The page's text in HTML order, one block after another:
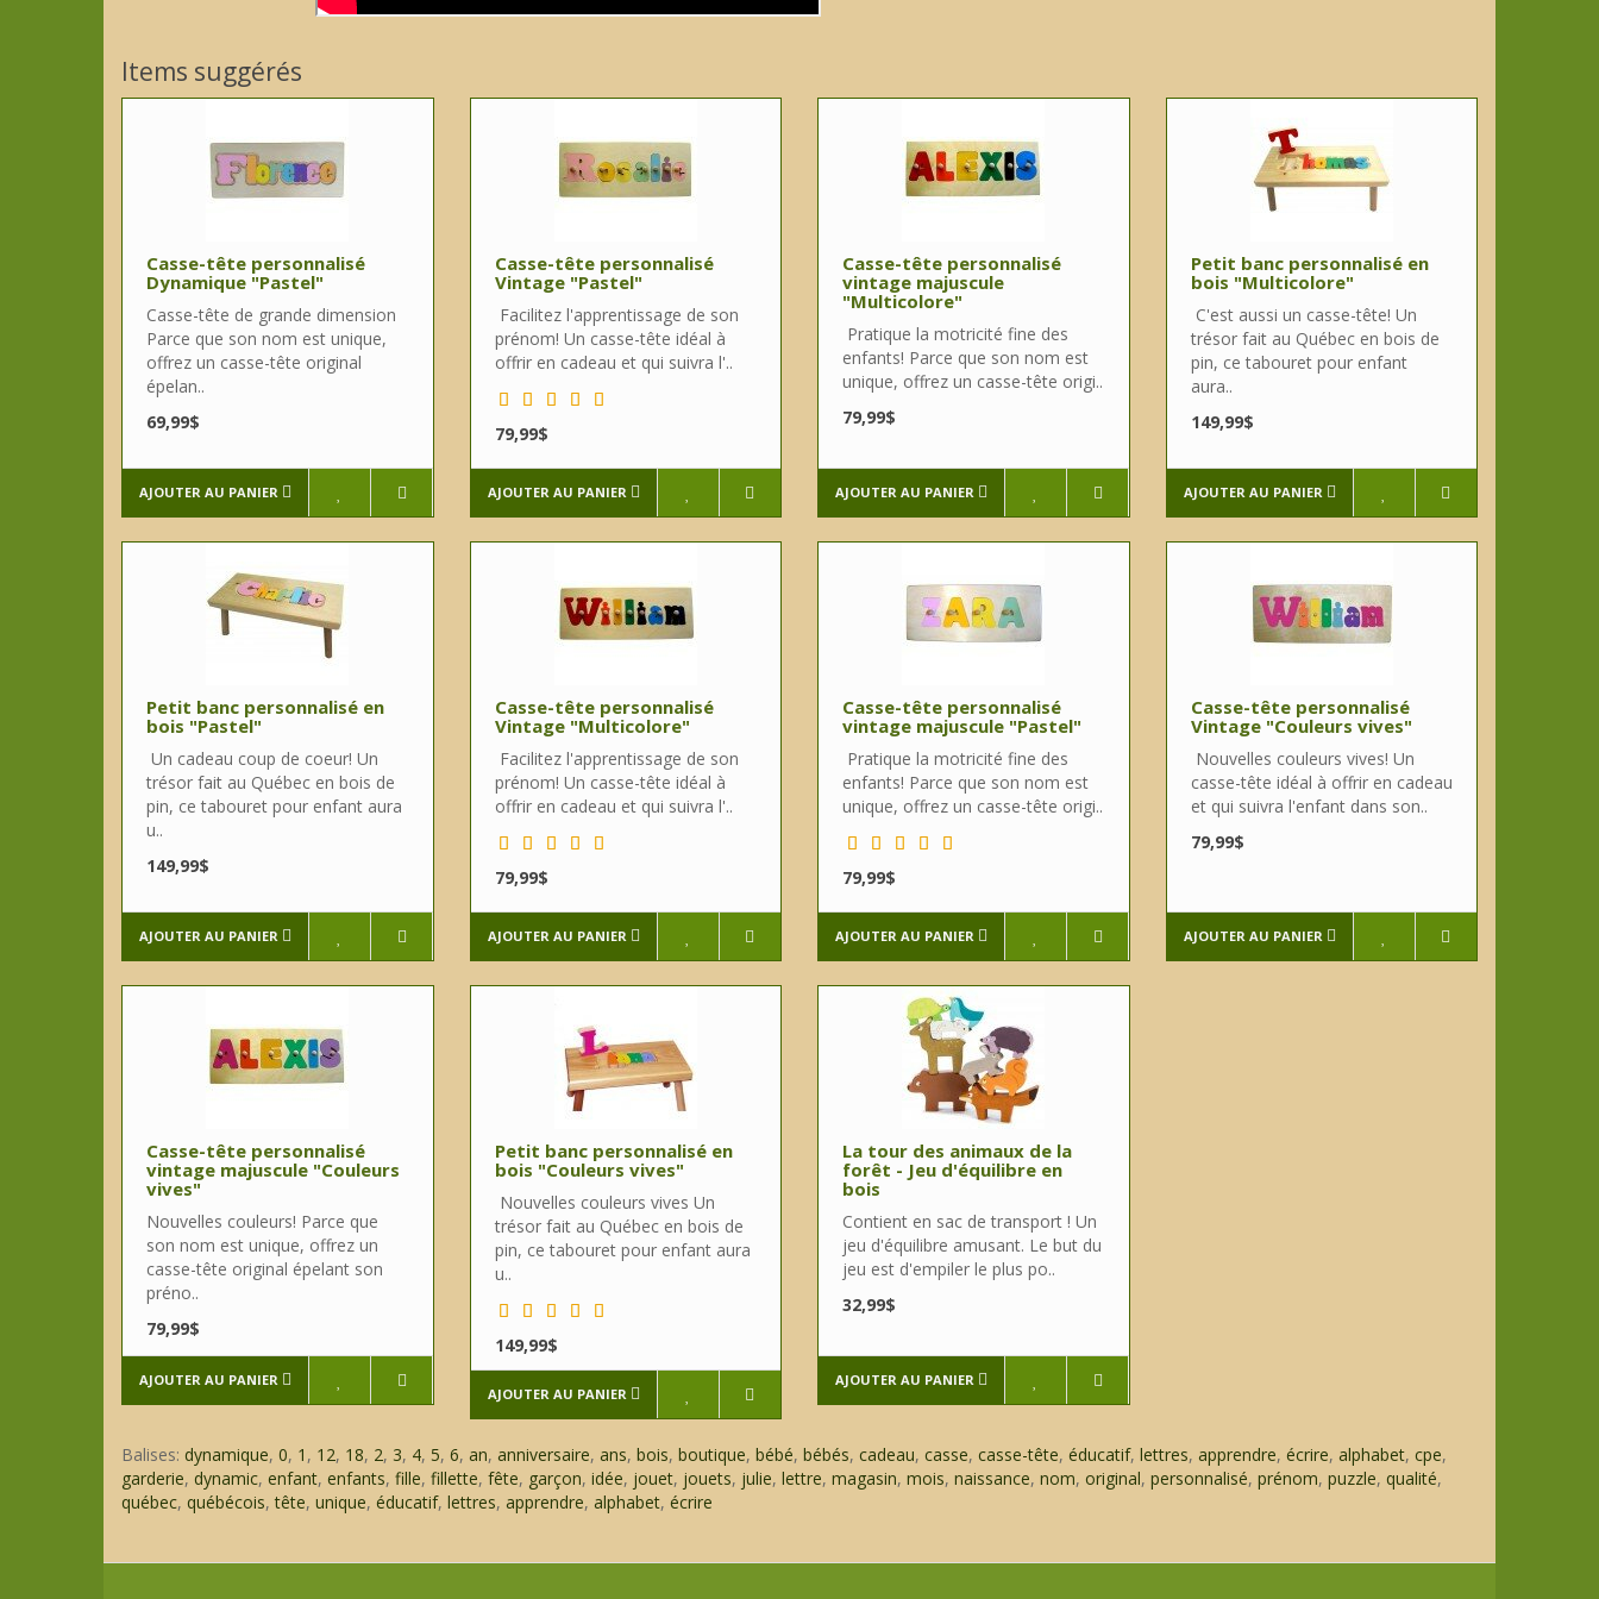
Items suggérés
Casse-tête personnalisé
Dynamique "Pastel"
Casse-tête de grande dimension
Parce que son nom est unique,
offrez un casse-tête original
épelan..
69,99$
AJOUTER AU PANIER
Casse-tête personnalisé
Vintage "Pastel"
Facilitez l'apprentissage de son
prénom! Un casse-tête idéal à
offrir en cadeau et qui suivra l'..
79,99$
AJOUTER AU PANIER
Casse-tête personnalisé
vintage majuscule
"Multicolore"
Pratique la motricité fine des
enfants! Parce que son nom est
unique, offrez un casse-tête origi..
79,99$
AJOUTER AU PANIER
Petit banc personnalisé en
bois "Multicolore"
C'est aussi un casse-tête! Un
trésor fait au Québec en bois de
pin, ce tabouret pour enfant
aura..
149,99$
AJOUTER AU PANIER
Petit banc personnalisé en
bois "Pastel"
Un cadeau coup de coeur! Un
trésor fait au Québec en bois de
pin, ce tabouret pour enfant aura
u..
149,99$
AJOUTER AU PANIER
Casse-tête personnalisé
Vintage "Multicolore"
Facilitez l'apprentissage de son
prénom! Un casse-tête idéal à
offrir en cadeau et qui suivra l'..
79,99$
AJOUTER AU PANIER
Casse-tête personnalisé
vintage majuscule "Pastel"
Pratique la motricité fine des
enfants! Parce que son nom est
unique, offrez un casse-tête origi..
79,99$
AJOUTER AU PANIER
Casse-tête personnalisé
Vintage "Couleurs vives"
Nouvelles couleurs vives! Un
casse-tête idéal à offrir en cadeau
et qui suivra l'enfant dans son..
79,99$
AJOUTER AU PANIER
Casse-tête personnalisé
vintage majuscule "Couleurs
vives"
Nouvelles couleurs! Parce que
son nom est unique, offrez un
casse-tête original épelant son
préno..
79,99$
AJOUTER AU PANIER
Petit banc personnalisé en
bois "Couleurs vives"
Nouvelles couleurs vives Un
trésor fait au Québec en bois de
pin, ce tabouret pour enfant aura
u..
149,99$
AJOUTER AU PANIER
La tour des animaux de la
forêt - Jeu d'équilibre en
bois
Contient en sac de transport ! Un
jeu d'équilibre amusant. Le but du
jeu est d'empiler le plus po..
32,99$
AJOUTER AU PANIER
Balises: dynamique, 0, 1 , 12, 18, 2, 3, 4, 5, 6, an, anniversaire, ans, bois, boutique, bébé, bébés, cadeau, casse, casse-tête, éducatif, lettres, apprendre, écrire, alphabet, cpe,
garderie, dynamic, enfant, enfants, fille, fillette, fête, garçon, idée, jouet, jouets, julie, lettre, magasin, mois, naissance, nom, original, personnalisé, prénom, puzzle, qualité,
québec, québécois,tête, unique, éducatif, lettres, apprendre, alphabet, écrire